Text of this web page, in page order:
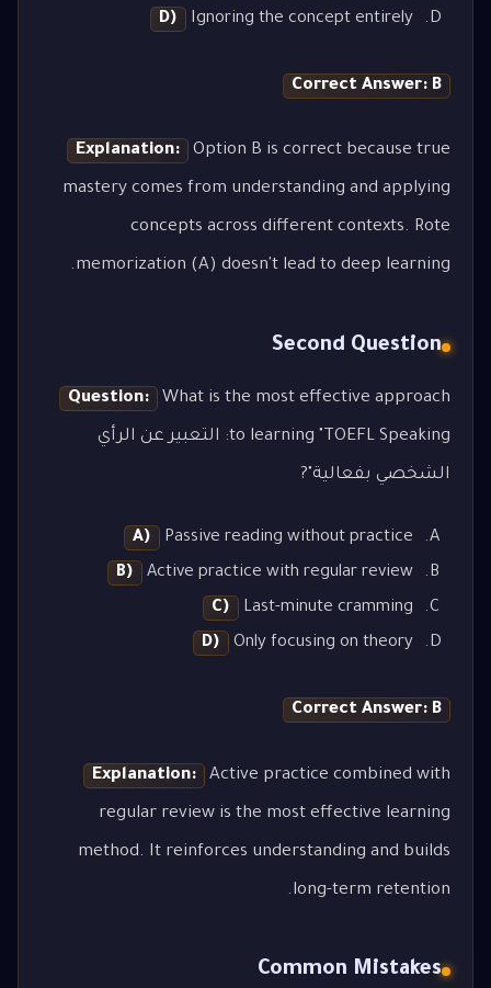
D)
Ignoring the concept entirely
Correct Answer: B
Explanation: Option B is correct because true
mastery comes from understanding and applying
concepts across different contexts. Rote
memorization (A) doesn't lead to deep learning.
Second Question
Question: What is the most effective approach
to learning "TOEFL Speaking: التعبير عن الرأي
الشخصي بفعالية"?
A)
Passive reading without practice
B)
Active practice with regular review
C)
Last-minute cramming
D)
Only focusing on theory
Correct Answer: B
Explanation: Active practice combined with
regular review is the most effective learning
method. It reinforces understanding and builds
long-term retention.
Common Mistakes